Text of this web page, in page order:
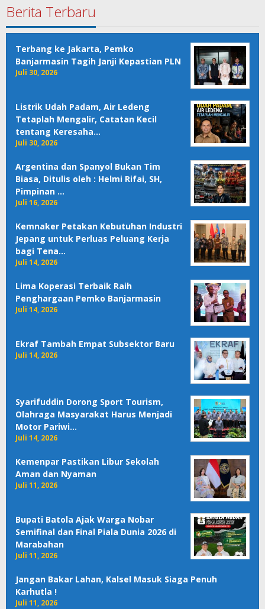
Berita Terbaru
Terbang ke Jakarta, Pemko
Banjarmasin Tagih Janji Kepastian PLN
Juli 30, 2026
Listrik Udah Padam, Air Ledeng
Tetaplah Mengalir, Catatan Kecil
tentang Keresaha…
Juli 30, 2026
Argentina dan Spanyol Bukan Tim
Biasa, Ditulis oleh : Helmi Rifai, SH,
Pimpinan …
Juli 16, 2026
Kemnaker Petakan Kebutuhan Industri
Jepang untuk Perluas Peluang Kerja
bagi Tena…
Juli 14, 2026
Lima Koperasi Terbaik Raih
Penghargaan Pemko Banjarmasin
Juli 14, 2026
Ekraf Tambah Empat Subsektor Baru
Juli 14, 2026
Syarifuddin Dorong Sport Tourism,
Olahraga Masyarakat Harus Menjadi
Motor Pariwi…
Juli 14, 2026
Kemenpar Pastikan Libur Sekolah
Aman dan Nyaman
Juli 11, 2026
Bupati Batola Ajak Warga Nobar
Semifinal dan Final Piala Dunia 2026 di
Marabahan
Juli 11, 2026
Jangan Bakar Lahan, Kalsel Masuk Siaga Penuh
Karhutla !
Juli 11, 2026